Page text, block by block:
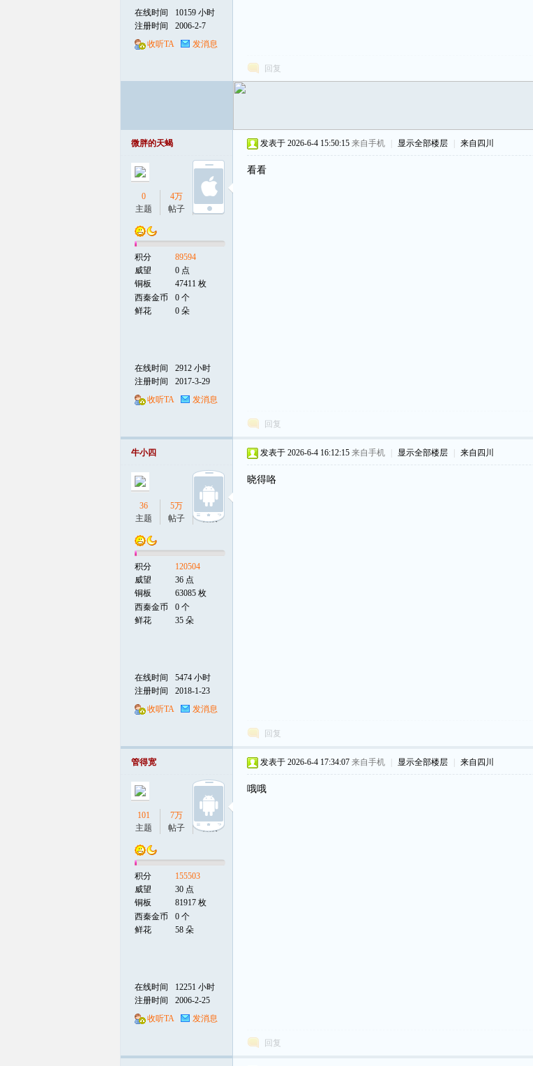
在线时间
10159 小时
注册时间
2006-2-7
收听TA
发消息
回复
微胖的天蝎
0
主题
4万
帖子
15
听众
积分
89594
威望
0 点
铜板
47411 枚
西秦金币
0 个
鲜花
0 朵
在线时间
2912 小时
注册时间
2017-3-29
收听TA
发消息
发表于 2026-6-4 15:50:15 来自手机 显示全部楼层 来自四川
看看
回复
牛小四
36
主题
5万
帖子
14
听众
积分
120504
威望
36 点
铜板
63085 枚
西秦金币
0 个
鲜花
35 朵
在线时间
5474 小时
注册时间
2018-1-23
收听TA
发消息
发表于 2026-6-4 16:12:15 来自手机 显示全部楼层 来自四川
晓得咯
回复
管得宽
101
主题
7万
帖子
16
听众
积分
155503
威望
30 点
铜板
81917 枚
西秦金币
0 个
鲜花
58 朵
在线时间
12251 小时
注册时间
2006-2-25
收听TA
发消息
发表于 2026-6-4 17:34:07 来自手机 显示全部楼层 来自四川
哦哦
回复